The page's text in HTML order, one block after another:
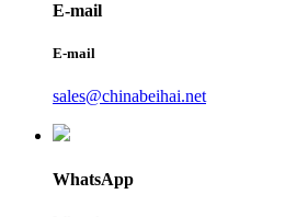
E-mail
E-mail
sales@chinabeihai.net
WhatsApp